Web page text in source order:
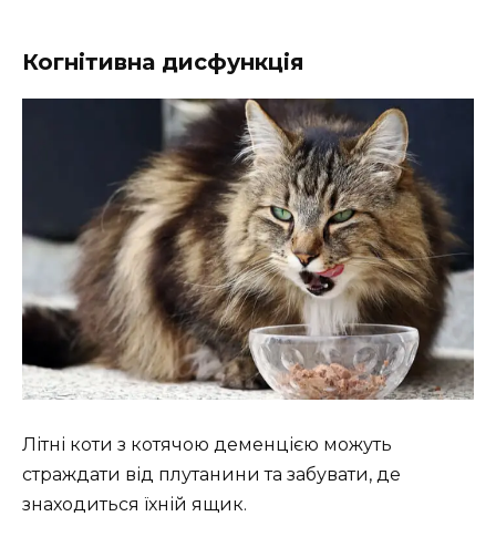
Когнітивна дисфункція
Літні коти з котячою деменцією можуть
страждати від плутанини та забувати, де
знаходиться їхній ящик.